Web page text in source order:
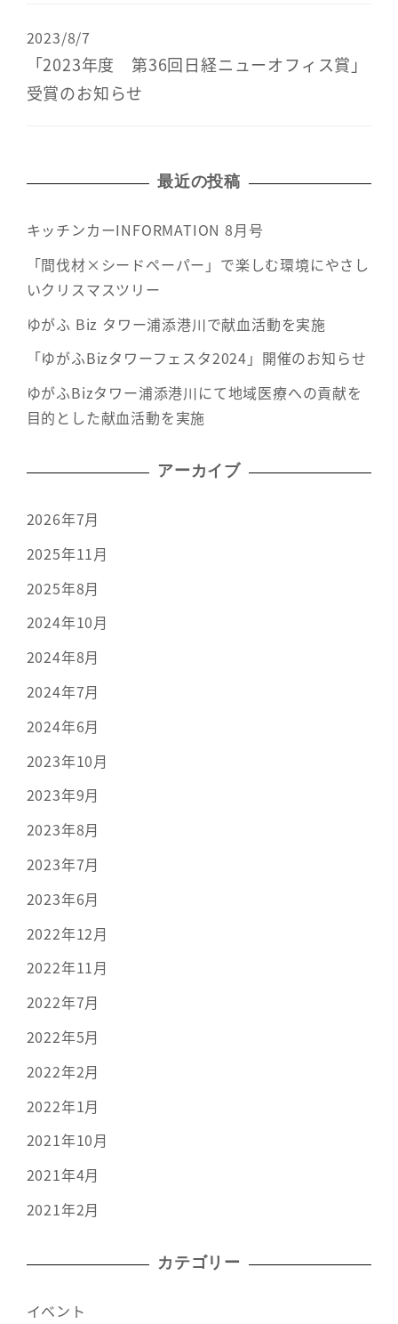
「2023年度 第36回日経ニューオフィス賞」
受賞のお知らせ
2023/8/7
最近の投稿
キッチンカーINFORMATION 8月号
「間伐材×シードペーパー」で楽しむ環境にやさし
いクリスマスツリー
ゆがふ Biz タワー浦添港川で献血活動を実施
「ゆがふBizタワーフェスタ2024」開催のお知らせ
ゆがふBizタワー浦添港川にて地域医療への貢献を
目的とした献血活動を実施
アーカイブ
2026年7月
2025年11月
2025年8月
2024年10月
2024年8月
2024年7月
2024年6月
2023年10月
2023年9月
2023年8月
2023年7月
2023年6月
2022年12月
2022年11月
2022年7月
2022年5月
2022年2月
2022年1月
2021年10月
2021年4月
2021年2月
カテゴリー
イベント